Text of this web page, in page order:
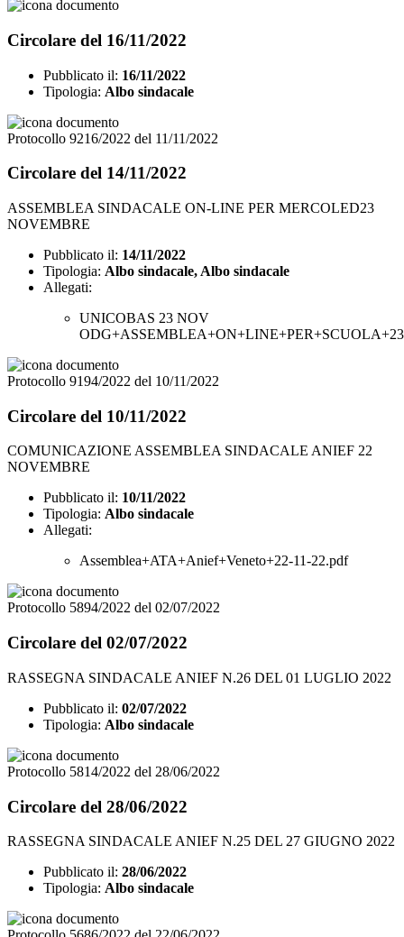
Circolare del 16/11/2022
Pubblicato il: 16/11/2022
Tipologia: Albo sindacale
Protocollo 9216/2022 del 11/11/2022
Circolare del 14/11/2022
ASSEMBLEA SINDACALE ON-LINE PER MERCOLED23
NOVEMBRE
Pubblicato il: 14/11/2022
Tipologia: Albo sindacale, Albo sindacale
Allegati:
UNICOBAS 23 NOV
Protocollo 9194/2022 del 10/11/2022
Circolare del 10/11/2022
COMUNICAZIONE ASSEMBLEA SINDACALE ANIEF 22
NOVEMBRE
Pubblicato il: 10/11/2022
Tipologia: Albo sindacale
Allegati:
Assemblea+ATA+Anief+Veneto+22-11-22.pdf
Protocollo 5894/2022 del 02/07/2022
Circolare del 02/07/2022
RASSEGNA SINDACALE ANIEF N.26 DEL 01 LUGLIO 2022
Pubblicato il: 02/07/2022
Tipologia: Albo sindacale
Protocollo 5814/2022 del 28/06/2022
Circolare del 28/06/2022
RASSEGNA SINDACALE ANIEF N.25 DEL 27 GIUGNO 2022
Pubblicato il: 28/06/2022
Tipologia: Albo sindacale